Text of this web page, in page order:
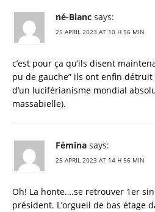
né-Blanc says:
25 APRIL 2023 AT 10 H 56 MIN
c’est pour ça qu’ils disent
pu de gauche” ils ont enfin
d’un luciférianisme mondial
massabielle).
Fémina says:
25 APRIL 2023 AT 14 H 56 MIN
Oh! La honte….se retrouver 1er
président. L’orgueil de bas étage